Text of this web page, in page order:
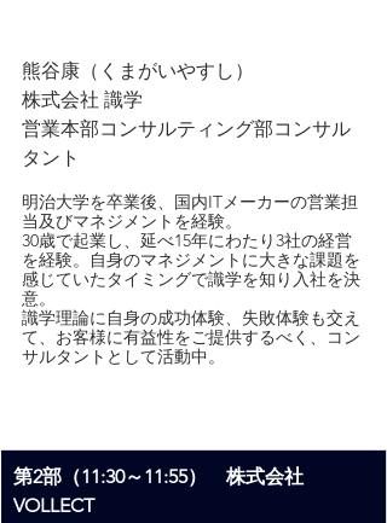
熊谷康（くまがいやすし）
株式会社 識学
営業本部コンサルティング部コンサル
タント
明治大学を卒業後、国内ITメーカーの営業担
当及びマネジメントを経験。
30歳で起業し、延べ15年にわたり3社の経営
を経験。自身のマネジメントに大きな課題を
感じていたタイミングで識学を知り入社を決
意。
識学理論に自身の成功体験、失敗体験も交え
て、お客様に有益性をご提供するべく、コン
サルタントとして活動中。
第2部（11:30～11:55）　株式会社
VOLLECT